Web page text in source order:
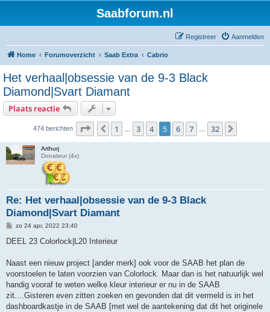
Saabforum.nl
Aanmelden
Registreer
Home Forumoverzicht Saab Extra Cabrio
Het verhaal|obsessie van de 9-3 Black
Diamond|Svart Diamant
Plaats reactie
474 berichten Pagina van
Vorige
1 3 4 5 6 7 32
Arthurj
Donateur (4x)
Re: Het verhaal|obsessie van de 9-3 Black
Diamond|Svart Diamant
B
r
h
zo 24 apr, 2022 23:40
DEEL 23 Colorlock|L20 Interieur
Naast een nieuw project [ander merk] ook voor de SAAB het plan de
voorstoelen te laten voorzien van Colorlock. Maar dan is het natuurlijk wel
handig vooraf te weten welke kleur interieur er nu in de SAAB
zit....Gisteren even zitten zoeken en gevonden dat dit vermeld is in het
dashboardkastje in de SAAB [met wel de aantekening dat dit het originele